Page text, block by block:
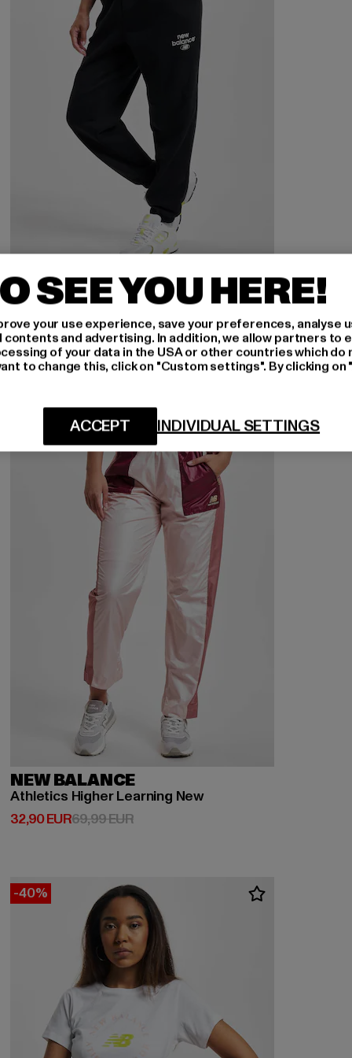
NEW BALANCE
Essentials Graphic Fleece New
32,90 EUR
Derzeitiger Preis: 32,90 EUR
69,99 EURAktionspreis: 69,99 EUR
NEW BALANCE
Athletics Higher Learning New
32,90 EUR
Derzeitiger Preis: 32,90 EUR
69,99 EURAktionspreis: 69,99 EUR
-40%
SEE YOU HERE!
your use experience, save your preferences, analyse
and advertising. In addition, we allow partners to
of your data in the USA or other countries which do
to change this, click on "Custom settings". By clicking
INDIVIDUAL SETTINGS
ACCEPT